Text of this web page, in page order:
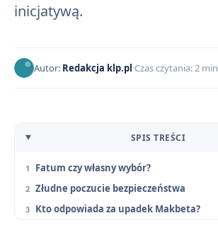
inicjatywą.
Autor: Redakcja klp.pl Czas czytania: 2 min
SPIS TREŚCI
Fatum czy własny wybór?
Złudne poczucie bezpieczeństwa
Kto odpowiada za upadek Makbeta?